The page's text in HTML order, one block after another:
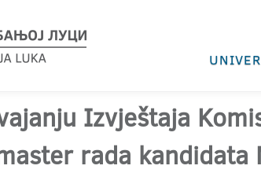
Izvještaja
rada kandidata